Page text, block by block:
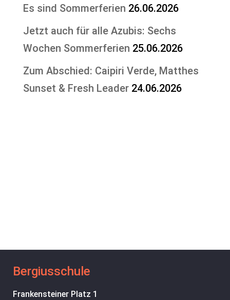
Es sind Sommerferien 26.06.2026
Jetzt auch für alle Azubis: Sechs
Wochen Sommerferien 25.06.2026
Zum Abschied: Caipiri Verde, Matthes
Sunset & Fresh Leader 24.06.2026
Bergiusschule
Frankensteiner Platz 1